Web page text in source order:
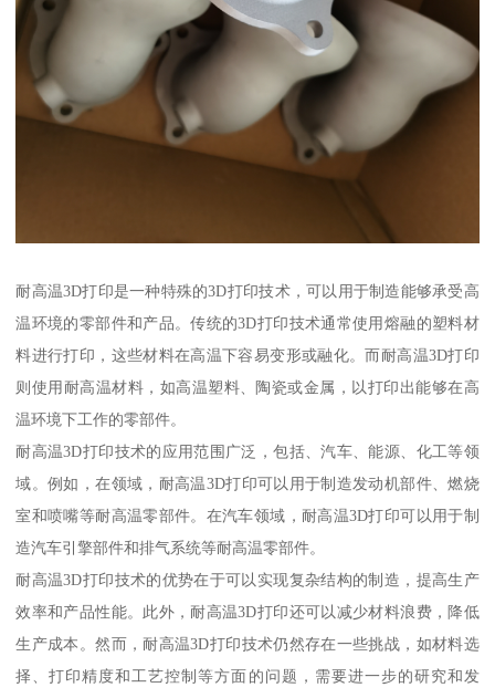
耐高温3D打印是一种特殊的3D打印技术，可以用于制造能够承受高
温环境的零部件和产品。传统的3D打印技术通常使用熔融的塑料材
料进行打印，这些材料在高温下容易变形或融化。而耐高温3D打印
则使用耐高温材料，如高温塑料、陶瓷或金属，以打印出能够在高
温环境下工作的零部件。
耐高温3D打印技术的应用范围广泛，包括、汽车、能源、化工等领
域。例如，在领域，耐高温3D打印可以用于制造发动机部件、燃烧
室和喷嘴等耐高温零部件。在汽车领域，耐高温3D打印可以用于制
造汽车引擎部件和排气系统等耐高温零部件。
耐高温3D打印技术的优势在于可以实现复杂结构的制造，提高生产
效率和产品性能。此外，耐高温3D打印还可以减少材料浪费，降低
生产成本。然而，耐高温3D打印技术仍然存在一些挑战，如材料选
择、打印精度和工艺控制等方面的问题，需要进一步的研究和发